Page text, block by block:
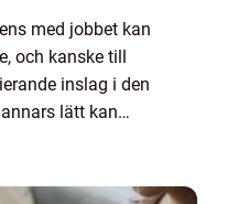
med jobbet kan
och kanske till
inslag i den
lätt kan